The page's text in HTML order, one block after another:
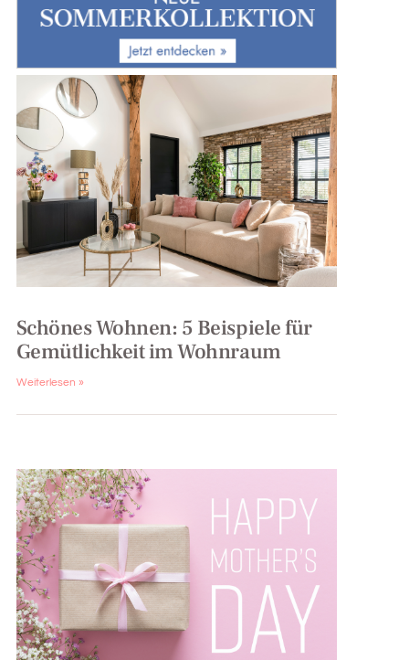
Schönes Wohnen: 5 Beispiele für
Gemütlichkeit im Wohnraum
Weiterlesen »